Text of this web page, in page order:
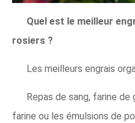
Quel est le meilleur
rosiers ?
Les meilleurs engrais
Repas de sang, farine
farine ou les émulsions de